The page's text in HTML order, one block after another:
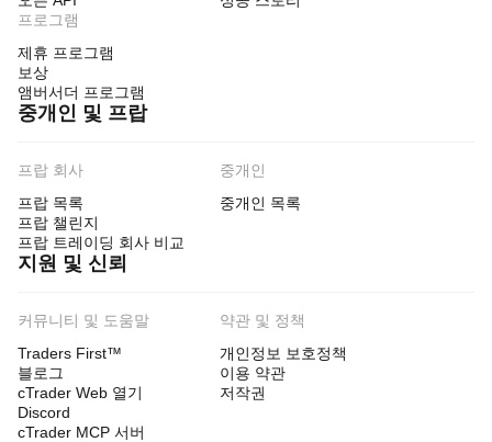
프로그램
제휴 프로그램
보상
앰버서더 프로그램
중개인 및 프랍
프랍 회사
프랍 목록
프랍 챌린지
프랍 트레이딩 회사 비교
중개인
중개인 목록
지원 및 신뢰
커뮤니티 및 도움말
Traders First™
블로그
cTrader Web 열기
Discord
cTrader MCP 서버
약관 및 정책
개인정보 보호정책
이용 약관
저작권